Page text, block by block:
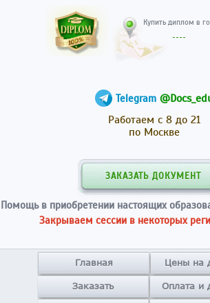
Telegram
Работаем с 8 до 21
по Москве
ЗАКАЗАТЬ ДОКУМЕНТ
Помощь в приобретении настоящих
Закрываем сессии в некоторых
Главная Цены на
Заказать Оплата и